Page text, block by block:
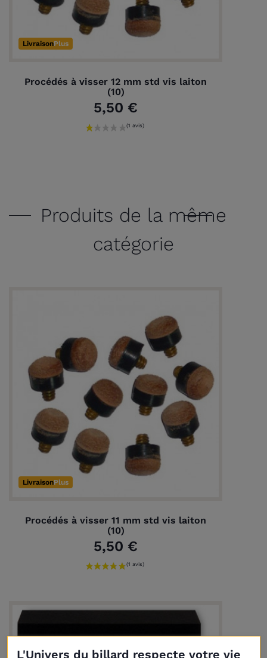
LivraisonPlus
Procédés à visser 12 mm std vis laiton
(10)
5,50 €
Produits de la même
catégorie
LivraisonPlus
Procédés à visser 11 mm std vis laiton
(10)
5,50 €
L'Univers du billard respecte votre vie